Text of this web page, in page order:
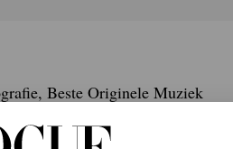
Beste Originele Muziek
Beste Actrice in een Bijrol